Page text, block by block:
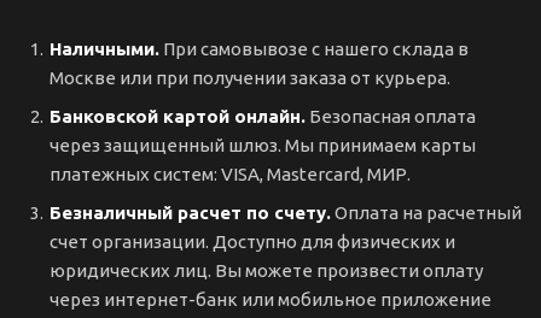
Наличными. При самовывозе с нашего склада в
Москве или при получении заказа от курьера.
Банковской картой онлайн. Безопасная оплата
через защищенный шлюз. Мы принимаем карты
платежных систем: VISA, Mastercard, МИР.
Безналичный расчет по счету.Оплата на расчетный
счет организации. Доступно для физических и
юридических лиц. Вы можете произвести оплату
через интернет-банк или мобильное приложение